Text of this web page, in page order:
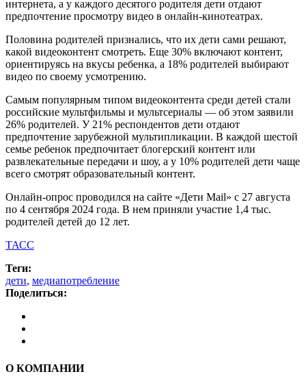
интернета, а у каждого десятого родителя дети отдают
предпочтение просмотру видео в онлайн-кинотеатрах.
Половина родителей признались, что их дети сами решают,
какой видеоконтент смотреть. Еще 30% включают контент,
ориентируясь на вкусы ребенка, а 18% родителей выбирают
видео по своему усмотрению.
Самым популярным типом видеоконтента среди детей стали
российские мультфильмы и мультсериалы — об этом заявили
26% родителей. У 21% респондентов дети отдают
предпочтение зарубежной мультипликации. В каждой шестой
семье ребенок предпочитает блогерский контент или
развлекательные передачи и шоу, а у 10% родителей дети чаще
всего смотрят образовательный контент.
Онлайн-опрос проводился на сайте «Дети Mail» с 27 августа
по 4 сентября 2024 года. В нем приняли участие 1,4 тыс.
родителей детей до 12 лет.
ТАСС
Теги:
дети, медиапотребление
Поделиться:
О КОМПАНИИ